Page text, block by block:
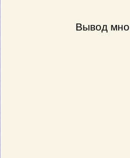
Вывод многих